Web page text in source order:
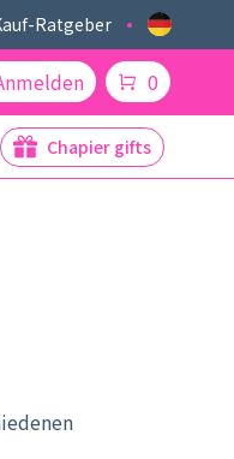
Ratgeber
0
Chapier gifts